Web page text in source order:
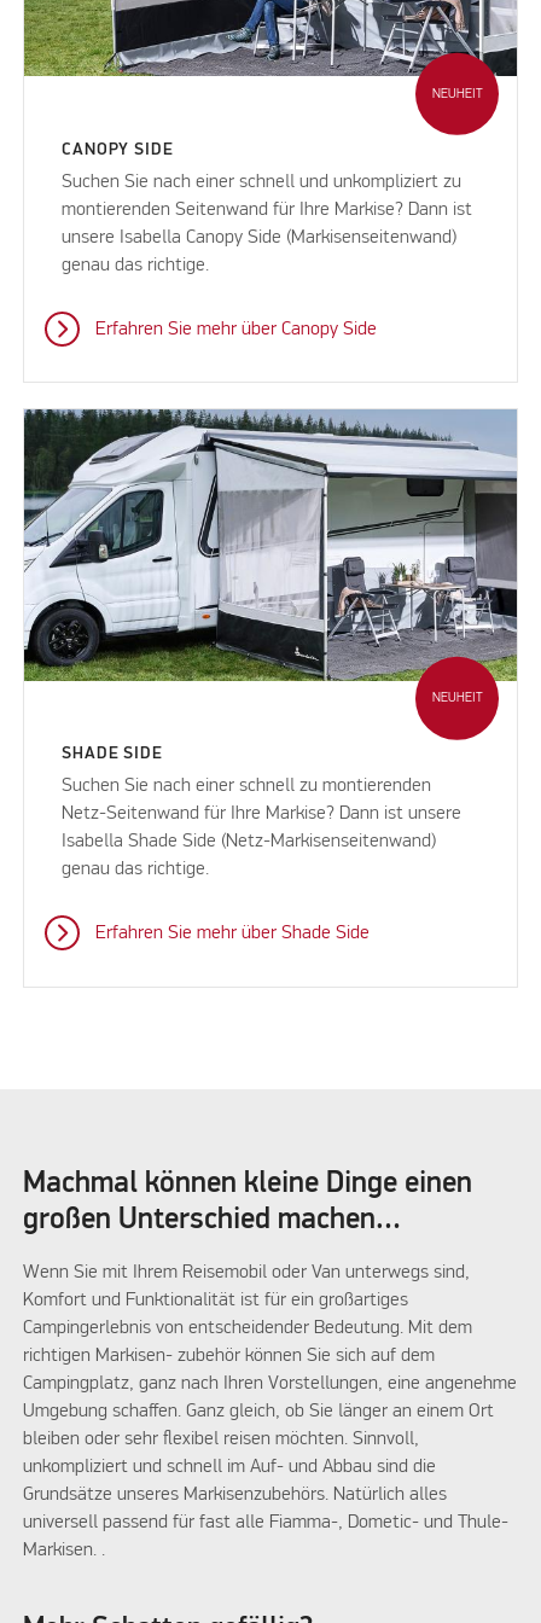
NEUHEIT
CANOPY SIDE
Suchen Sie nach einer schnell und unkompliziert zu
montierenden Seitenwand für Ihre Markise? Dann ist
unsere Isabella Canopy Side (Markisenseitenwand)
genau das richtige.
Erfahren Sie mehr über Canopy Side
NEUHEIT
SHADE SIDE
Suchen Sie nach einer schnell zu montierenden
Netz-Seitenwand für Ihre Markise? Dann ist unsere
Isabella Shade Side (Netz-Markisenseitenwand)
genau das richtige.
Erfahren Sie mehr über Shade Side
Machmal können kleine Dinge einen
großen Unterschied machen…
Wenn Sie mit Ihrem Reisemobil oder Van unterwegs sind,
Komfort und Funktionalität ist für ein großartiges
Campingerlebnis von entscheidender Bedeutung. Mit dem
richtigen Markisen- zubehör können Sie sich auf dem
Campingplatz, ganz nach Ihren Vorstellungen, eine angenehme
Umgebung schaffen. Ganz gleich, ob Sie länger an einem Ort
bleiben oder sehr flexibel reisen möchten. Sinnvoll,
unkompliziert und schnell im Auf- und Abbau sind die
Grundsätze unseres Markisenzubehörs. Natürlich alles
universell passend für fast alle Fiamma-, Dometic- und Thule-
Markisen. .